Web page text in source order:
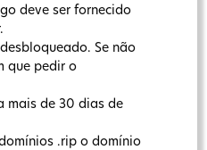
deve ser fornecido
Se não
que pedir o
mais de 30 dias de
.rip o domínio